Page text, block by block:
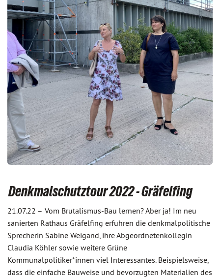
Denkmalschutztour 2022 - Gräfelfing
21.07.22 – Vom Brutalismus-Bau lernen? Aber ja! Im neu
sanierten Rathaus Gräfelfing erfuhren die denkmalpolitische
Sprecherin Sabine Weigand, ihre Abgeordnetenkollegin
Claudia Köhler sowie weitere Grüne
Kommunalpolitiker*innen viel Interessantes. Beispielsweise,
dass die einfache Bauweise und bevorzugten Materialien des